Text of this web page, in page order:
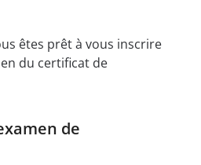
êtes prêt à vous inscrire
du certificat de
de